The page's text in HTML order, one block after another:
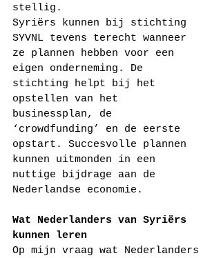
stellig.
Syriërs kunnen bij stichting
SYVNL tevens terecht wanneer
ze plannen hebben voor een
eigen onderneming. De
stichting helpt bij het
opstellen van het
businessplan, de
‘crowdfunding’ en de eerste
opstart. Succesvolle plannen
kunnen uitmonden in een
nuttige bijdrage aan de
Nederlandse economie.
Wat Nederlanders van Syriërs
kunnen leren
Op mijn vraag wat Nederlanders